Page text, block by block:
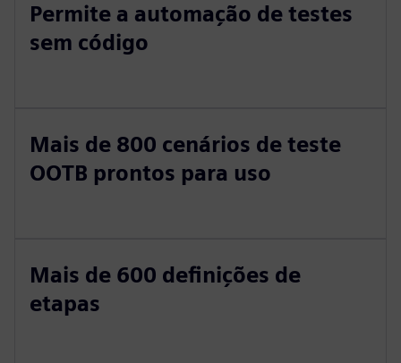
Permite a automação de testes
sem código
Mais de 800 cenários de teste
OOTB prontos para uso
Mais de 600 definições de
etapas